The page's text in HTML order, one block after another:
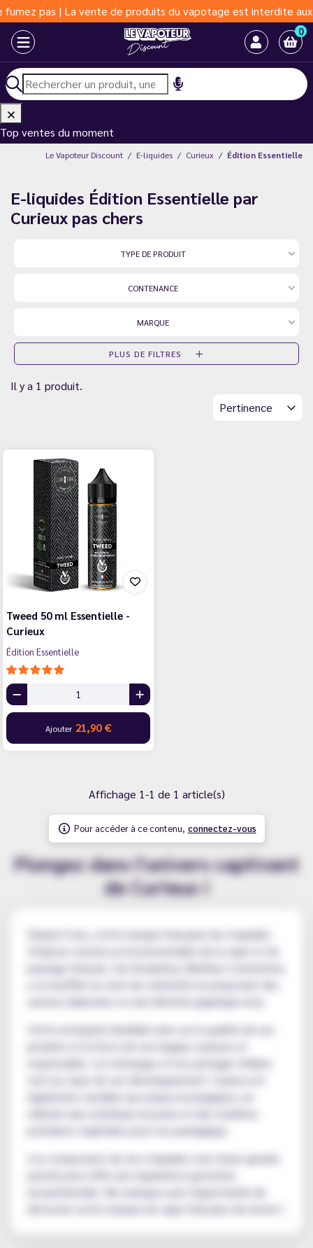
| La vente de produits du vapotage est interdite aux moins
0
Top ventes du moment
Le Vapoteur Discount E-liquides Curieux Édition Essentielle
E-liquides Édition Essentielle par
Curieux pas chers
TYPE DE PRODUIT
CONTENANCE
MARQUE
PLUS DE FILTRES
Il y a 1 produit.
Pertinence
Tweed 50 ml Essentielle -
Curieux
Édition Essentielle
Ajouter 21,90 €
Affichage 1-1 de 1 article(s)
Pour accéder à ce contenu, connectez-vous
Plongez dans l'univers captivant
de Curieux !
Depuis 9 ans, cette marque française de e-liquides
s'impose comme un incontournable de la vape et du
paysage français. Son fondateur, Mathieu Czernichow,
a su insuffler un vent de créativité en proposant des
saveurs élaborées et une identité graphique arty.
Cette entreprise familiale mise sur la qualité de ses
produits et la force de son équipe curieuse et
responsable. Les échanges et les partages d'idées
sont au cœur de son développement. Curieux est
également sensible aux enjeux écologiques, en
premières végétales pour ses packagings.
Les composants de ses e-liquides sont d'une grande
pureté pour offrir une expérience gustative
exceptionnelle. Ne manquez pas l'opportunité de